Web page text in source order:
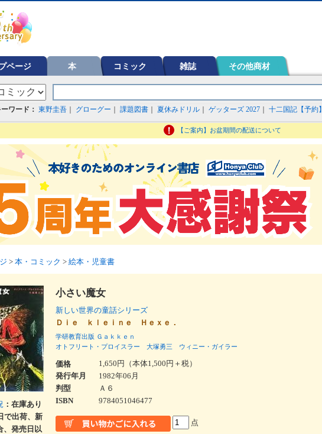
ページ 本 コミック 雑誌 その他商材
ワード： 東野圭吾 グローグー 課題図書 夏休みドリル ゲッターズ 2027 十二国記【予約】
【ご案内】お盆期間の配送について
> 本・コミック > 絵本・児童書
：在庫あり
で出荷、新
、発売日以
小さい魔女
新しい世界の童話シリーズ
Ｄｉｅ ｋｌｅｉｎｅ Ｈｅｘｅ．
学研教育出版 Ｇａｋｋｅｎ
オトフリート・プロイスラー
大塚勇三 ウィニー・ガイラー
価格
1,650円（本体1,500円＋税）
発行年月
1982年06月
判型
Ａ６
ISBN
9784051046477
点